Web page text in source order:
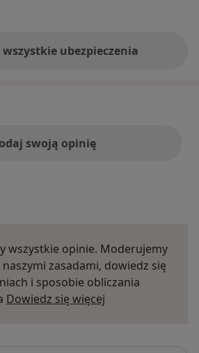
wszystkie ubezpieczenia
swoją opinię
wszystkie opinie. Moderujemy
zasadami, dowiedz się
i sposobie obliczania
Dowiedz się więcej